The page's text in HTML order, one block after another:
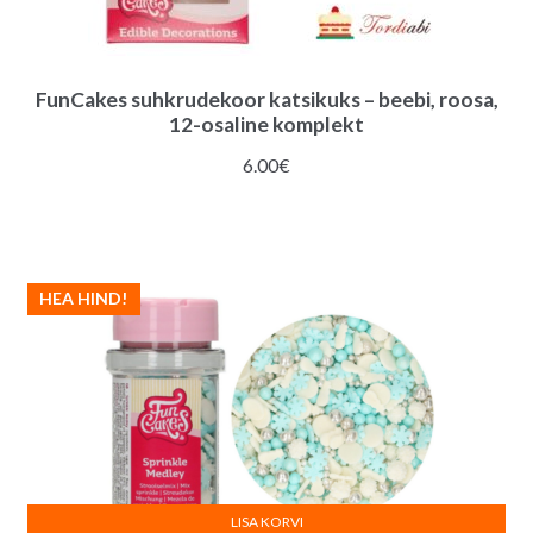
FunCakes suhkrudekoor katsikuks – beebi, roosa,
12-osaline komplekt
6.00€
HEA HIND!
LISA KORVI